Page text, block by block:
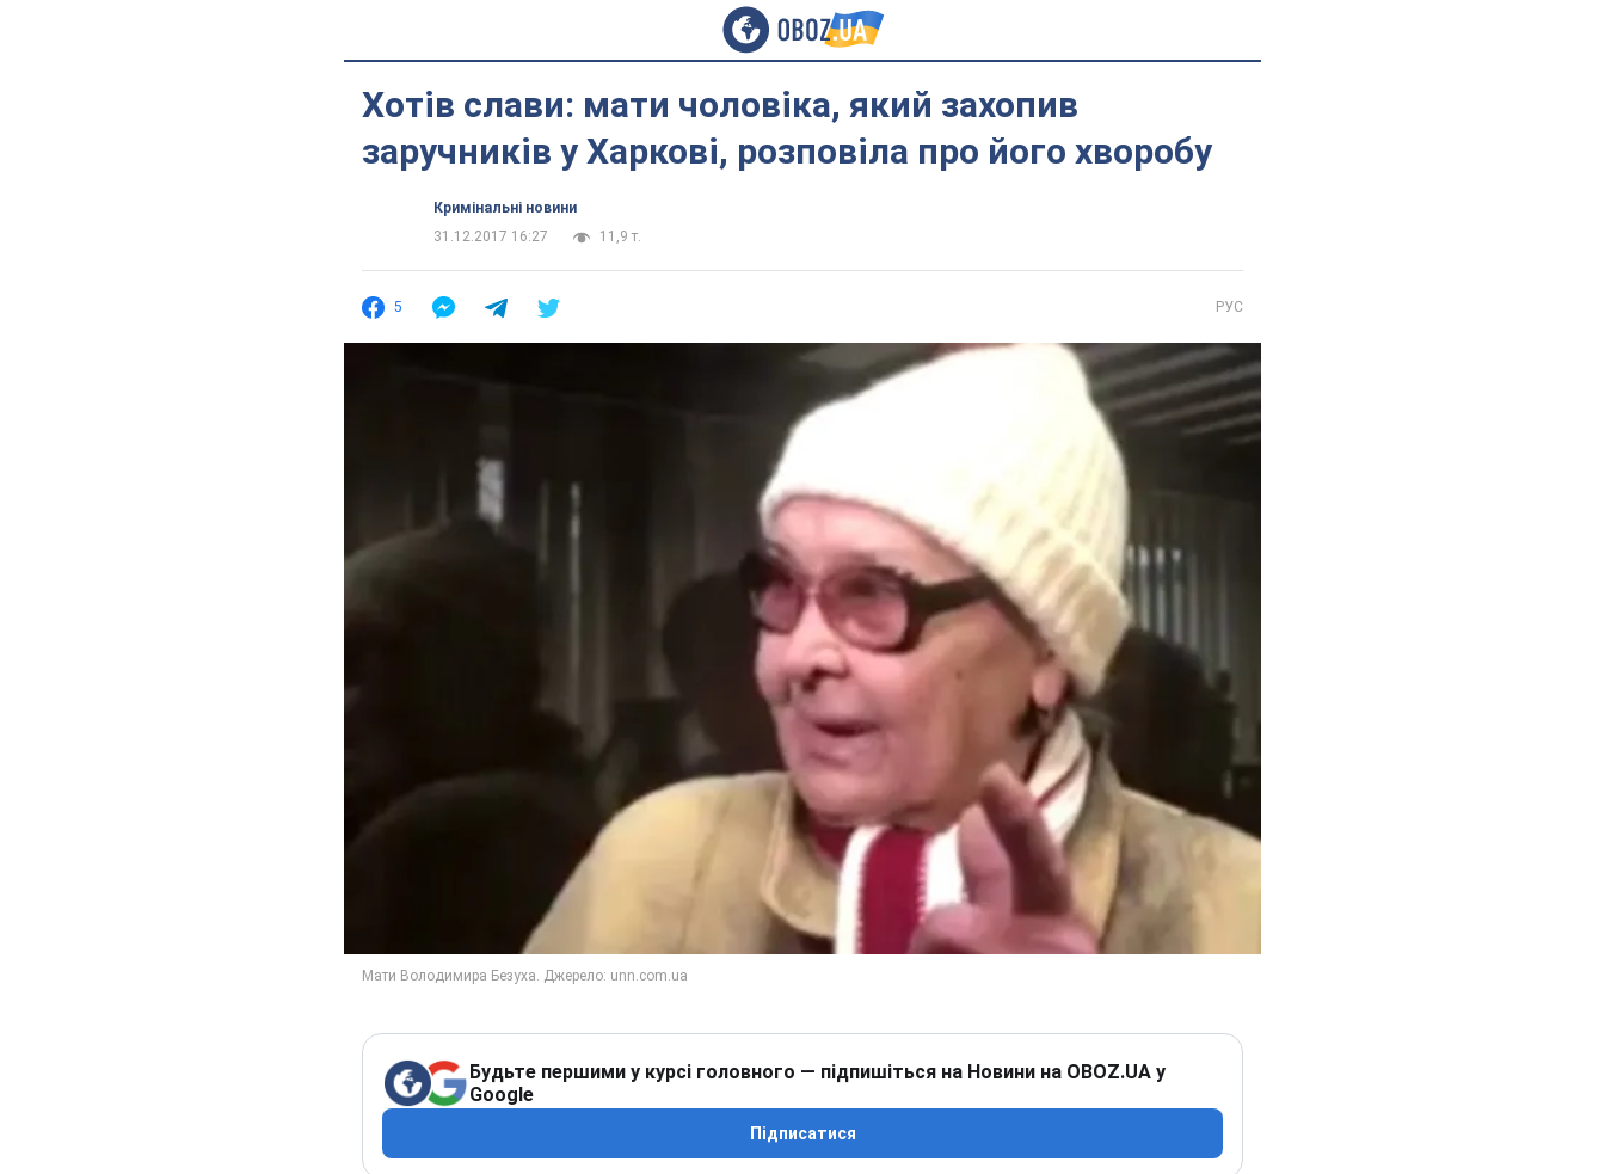
Хотів слави: мати чоловіка, який захопив
заручників у Харкові, розповіла про його хворобу
Кримінальні новини
31.12.2017 16:27
11,9 т.
5 РУС
Будьте першими у курсі головного — підпишіться на Новини на OBOZ.UA у
Google
Підписатися